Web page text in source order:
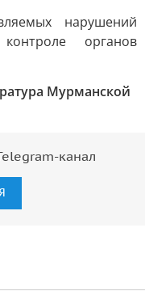
нарушений
органов
Мурманской
канал